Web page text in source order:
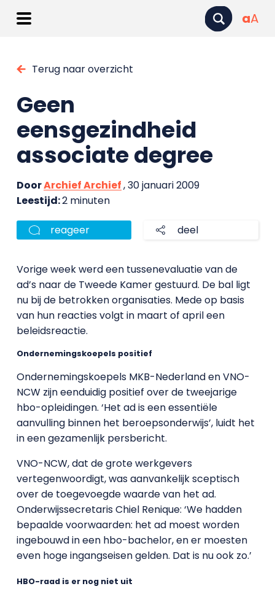
aA
Terug naar overzicht
Geen
eensgezindheid
associate degree
DoorArchief Archief, 30 januari 2009
Leestijd:2 minuten
reageer deel
Vorige week werd een tussenevaluatie van de
ad’s naar de Tweede Kamer gestuurd. De bal ligt
nu bij de betrokken organisaties. Mede op basis
van hun reacties volgt in maart of april een
beleidsreactie.
Ondernemingskoepels positief
Ondernemingskoepels MKB-Nederland en VNO-
NCW zijn eenduidig positief over de tweejarige
hbo-opleidingen. ‘Het ad is een essentiële
aanvulling binnen het beroepsonderwijs’, luidt het
in een gezamenlijk persbericht.
VNO-NCW, dat de grote werkgevers
vertegenwoordigt, was aanvankelijk sceptisch
over de toegevoegde waarde van het ad.
Onderwijssecretaris Chiel Renique: ‘We hadden
bepaalde voorwaarden: het ad moest worden
ingebouwd in een hbo-bachelor, en er moesten
even hoge ingangseisen gelden. Dat is nu ook zo.’
HBO-raad is er nog niet uit